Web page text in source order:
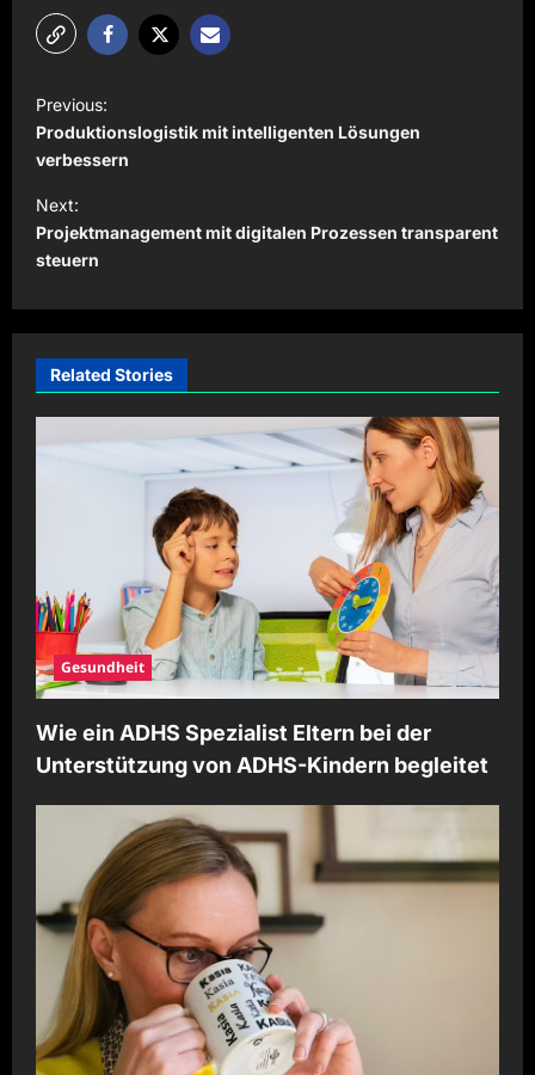
o
s
t
n
a
v
g
a
Previous:
Produktionslogistik mit intelligenten Lösungen
verbessern
Next:
Projektmanagement mit digitalen Prozessen transparent
steuern
Related Stories
Gesundheit
Wie ein ADHS Spezialist Eltern bei der
Unterstützung von ADHS-Kindern begleitet